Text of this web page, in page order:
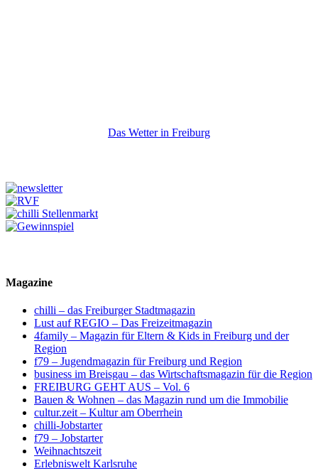
Das Wetter in Freiburg
Magazine
chilli – das Freiburger Stadtmagazin
Lust auf REGIO – Das Freizeitmagazin
4family – Magazin für Eltern & Kids in Freiburg und der
Region
f79 – Jugendmagazin für Freiburg und Region
business im Breisgau – das Wirtschaftsmagazin für die Region
FREIBURG GEHT AUS – Vol. 6
Bauen & Wohnen – das Magazin rund um die Immobilie
cultur.zeit – Kultur am Oberrhein
chilli-Jobstarter
f79 – Jobstarter
Weihnachtszeit
Erlebniswelt Karlsruhe